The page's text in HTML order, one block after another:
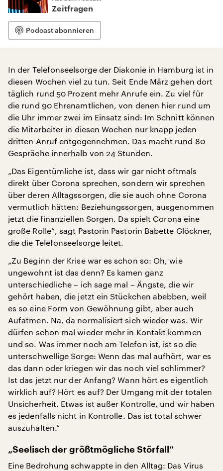
Zeitfragen
Podcast abonnieren
In der Telefonseelsorge der Diakonie in Hamburg ist in
diesen Wochen viel zu tun. Seit Ende März gehen dort
täglich rund 50 Prozent mehr Anrufe ein. Zu viel für
die rund 90 Ehrenamtlichen, von denen hier rund um
die Uhr immer zwei im Einsatz sind: Im Schnitt können
die Mitarbeiter in diesen Wochen nur knapp jeden
dritten Anruf entgegennehmen. Das macht rund 80
Gespräche innerhalb von 24 Stunden.
„Das Eigentümliche ist, dass wir gar nicht oftmals
direkt über Corona sprechen, sondern wir sprechen
über deren Alltagssorgen, die sie auch ohne Corona
vermutlich hätten: Beziehungssorgen, ausgenommen
jetzt die finanziellen Sorgen. Da spielt Corona eine
große Rolle“, sagt Pastorin Pastorin Babette Glöckner,
die die Telefonseelsorge leitet.
„Zu Beginn der Krise war es schon so: Oh, wie
ungewohnt ist das denn? Es kamen ganz
unterschiedliche – ich sage mal – Ängste, die wir
gehört haben, die jetzt ein Stückchen abebben, weil
es so eine Form von Gewöhnung gibt, aber auch
Aufatmen. Na, da normalisiert sich wieder was. Wir
dürfen schon mal wieder mehr in Kontakt kommen
und so. Was immer noch am Telefon ist, ist so die
unterschwellige Sorge: Wenn das mal aufhört, war es
das dann oder kriegen wir das noch viel schlimmer?
Ist das jetzt nur der Anfang? Wann hört es eigentlich
wirklich auf? Hört es auf? Der Umgang mit der totalen
Unsicherheit. Etwas ist außer Kontrolle, und wir haben
es jedenfalls nicht in Kontrolle. Das ist total schwer
auszuhalten.“
„Seelisch der größtmögliche Störfall“
Eine Bedrohung schwappte in den Alltag: Das Virus